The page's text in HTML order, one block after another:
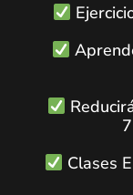
Clases